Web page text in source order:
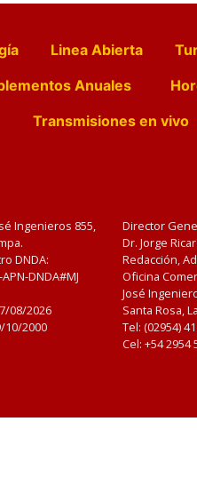
Linea Abierta
Anuales
Transmisiones en vivo
Ingenieros 855,
DNDA:
DNDA#MJ
7/08/2026
10/2000
Director
Dr. Jorge
Redacción,
Oficina
José
Santa Rosa,
Tel: (02954)
Cel: +54 2954